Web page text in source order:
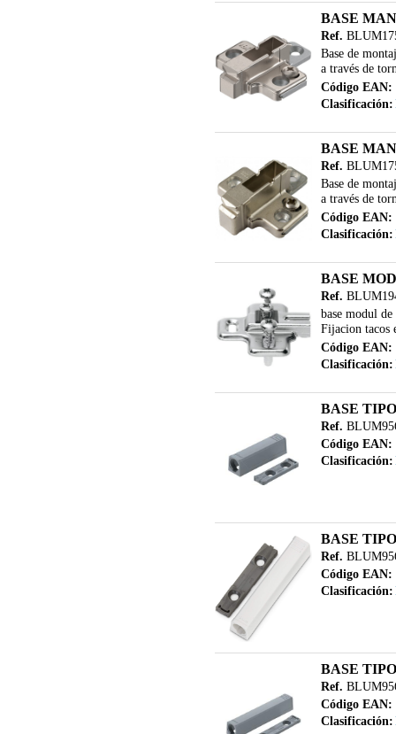
BASE
Ref.
Base de
a través de
Código EAN:
Clasificación:
BASE
Ref.
Base de
a través de
Código EAN:
Clasificación:
BASE
Ref.
base modul
Fijacion tacos
Código EAN:
Clasificación:
BASE
Ref.
Código EAN:
Clasificación:
BASE
Ref.
Código EAN:
Clasificación:
BASE
Ref.
Código EAN:
Clasificación: